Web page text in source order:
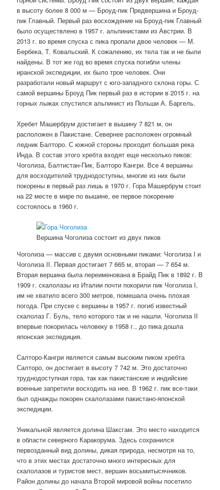
в высоту более 8 000 м — Броуд-пик Предвершина и Броуд-
пик Главный. Первый раз восхождение на Броуд-пик Главный
было осуществлено в 1957 г. альпинистами из Австрии. В
2013 г. во время спуска с пика пропали двое человек — М.
Бербека, Т. Ковальский. К сожалению, их тела так и не были
найдены. В тот же год во время спуска погибли члены
иранской экспедиции, их было трое человек. Они
разработали новый маршрут с юго-западного склона горы. С
самой вершины Броуд Пик первый раз в истории в 2015 г. на
горных лыжах спустился альпинист из Польши А. Баргель.
Хребет Машербрум достигает в вышину 7 821 м, он
расположен в Пакистане. Севернее расположен огромный
ледник Балторо. С южной стороны проходит большая река
Инда. В состав этого хребта входят еще несколько пиков:
Чоголиза, Балтистан-Пик, Балторо Кангри. Все 4 вершины
для восходителей труднодоступны, многие из них были
покорены в первый раз лишь в 1970 г. Гора Машербрум стоит
на 22 месте в мире по вышине, ее первое покорение
состоялось в 1960 г.
Вершина Чоголиза состоит из двух пиков
Чоголиза — массив с двумя основными пиками: Чоголиза I и
Чоголиза II. Первая достигает 7 665 м, вторая — 7 654 м.
Вторая вершина была переименована в Брайд Пик в 1892 г. В
1909 г. скалолазы из Италии почти покорили пик Чоголиза I,
им не хватило всего 300 метров, помешала очень плохая
погода. При спуске с вершины в 1957 г. погиб известный
скалолаз Г. Буль, тело которого так и не нашли. Чоголиза II
впервые покорилась человеку в 1958 г., до пика дошла
японская экспедиция.
Салторо-Кангри является самым высоким пиком хребта
Салторо, он достигает в высоту 7 742 м. Это достаточно
труднодоступная гора, так как пакистанские и индийские
военные запретили восходить на нее. В 1962 г. пик все-таки
был однажды покорен скалолазами пакистано-японской
экспедиции.
Уникальной является долина Шаксгам. Это место находится
в области северного Каракорума. Здесь сохранился
первозданный вид долины, дикая природа, несмотря на то,
что в этих местах достаточно много интересных для
скалолазов и туристов мест, вершин восьмитысячников.
Район долины до начала Второй мировой войны посетило